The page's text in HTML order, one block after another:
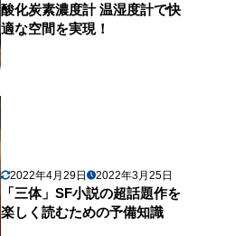
酸化炭素濃度計 温湿度計で快
適な空間を実現！
2022年4月29日 2022年3月25日
「三体」SF小説の超話題作を
楽しく読むための予備知識